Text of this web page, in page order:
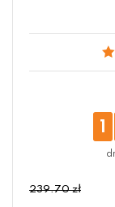
1
239.70 zł